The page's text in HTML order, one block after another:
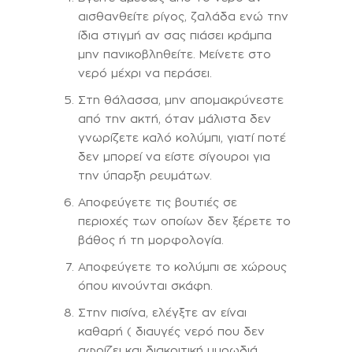
αισθανθείτε ρίγος, ζαλάδα ενώ την
ίδια στιγμή αν σας πιάσει κράμπα
μην πανικοβληθείτε. Μείνετε στο
νερό μέχρι να περάσει.
Στη θάλασσα, μην απομακρύνεστε
από την ακτή, όταν μάλιστα δεν
γνωρίζετε καλό κολύμπι, γιατί ποτέ
δεν μπορεί να είστε σίγουροι για
την ύπαρξη ρευμάτων.
Αποφεύγετε τις βουτιές σε
περιοχές των οποίων δεν ξέρετε το
βάθος ή τη μορφολογία.
Αποφεύγετε το κολύμπι σε χώρους
όπου κινούνται σκάφη.
Στην πισίνα, ελέγξτε αν είναι
καθαρή ( διαυγές νερό που δεν